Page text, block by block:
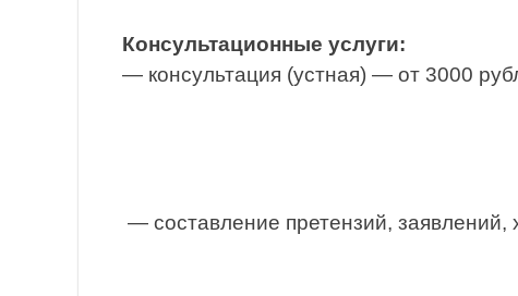
Консультационные услуги:
— консультация (устная) — от 3000
— составление претензий,